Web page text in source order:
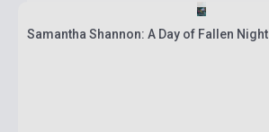
Samantha Shannon: A Day of Fallen Night